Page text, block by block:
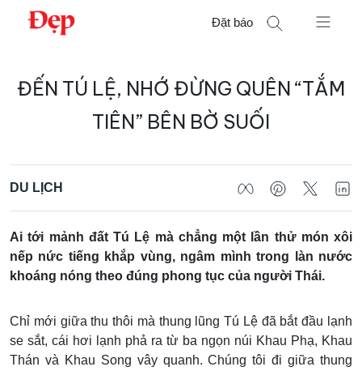
Chuyển
Đặt báo
kiếm
ĐẾN TÚ LỆ, NHỚ ĐỪNG QUÊN “TẮM
TIÊN” BÊN BỜ SUỐI
DU LỊCH
Ai tới mảnh đất Tú Lệ mà chẳng một lần thử món xôi
nếp nức tiếng khắp vùng, ngâm mình trong làn nước
khoáng nóng theo đúng phong tục của người Thái.
Chỉ mới giữa thu thôi mà thung lũng Tú Lệ đã bắt đầu lạnh
se sắt, cái hơi lạnh phả ra từ ba ngọn núi Khau Phạ, Khau
Thán và Khau Song vây quanh. Chúng tôi đi giữa thung